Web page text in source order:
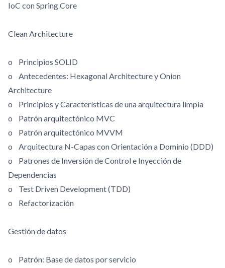
IoC con Spring Core
Clean Architecture
o Principios SOLID
o Antecedentes: Hexagonal Architecture y Onion
Architecture
o Principios y Características de una arquitectura limpia
o Patrón arquitectónico MVC
o Patrón arquitectónico MVVM
o Arquitectura N-Capas con Orientación a Dominio (DDD)
o Patrones de Inversión de Control e Inyección de
Dependencias
o Test Driven Development (TDD)
o Refactorización
Gestión de datos
o Patrón: Base de datos por servicio